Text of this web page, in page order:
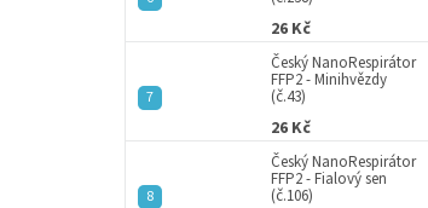
26 Kč
Český NanoRespirátor
FFP2 - Minihvězdy
(č.43)
26 Kč
Český NanoRespirátor
FFP2 - Fialový sen
(č.106)